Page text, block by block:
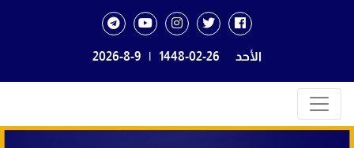
الأحد 1448-02-26
|
2026-8-9